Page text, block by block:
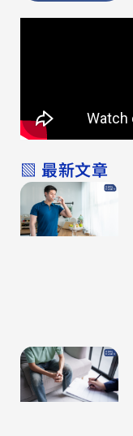
▧ 最新文章